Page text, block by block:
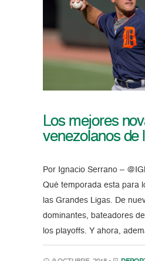
Los mejores
venezolanos de
Por Ignacio Serrano –
Qué temporada esta para
las Grandes Ligas. De
dominantes, bateadores
los playoffs. Y ahora,